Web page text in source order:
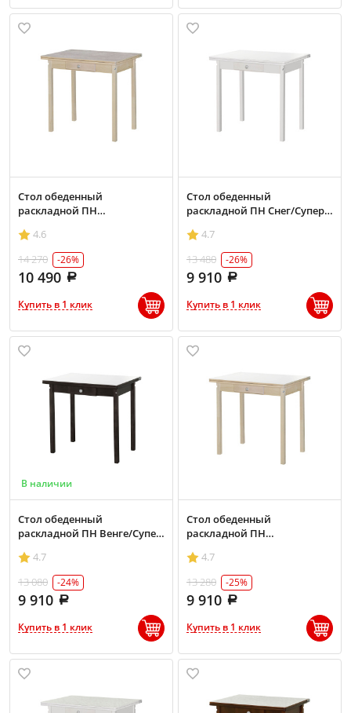
Стол обеденный
раскладной ПН
4.6
14 270
-26%
10 490
Купить в 1 клик
Стол обеденный
раскладной ПН Снег/Супер
4.7
13 480
-26%
9 910
Купить в 1 клик
В наличии
Стол обеденный
раскладной ПН Венге/Супер
4.7
13 080
-24%
9 910
Купить в 1 клик
Стол обеденный
раскладной ПН
4.7
13 280
-25%
9 910
Купить в 1 клик